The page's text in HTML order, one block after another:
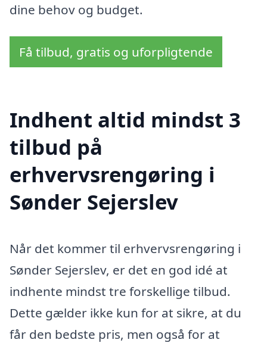
dine behov og budget.
Få tilbud, gratis og uforpligtende
Indhent altid mindst 3
tilbud på
erhvervsrengøring i
Sønder Sejerslev
Når det kommer til erhvervsrengøring i
Sønder Sejerslev, er det en god idé at
indhente mindst tre forskellige tilbud.
Dette gælder ikke kun for at sikre, at du
får den bedste pris, men også for at